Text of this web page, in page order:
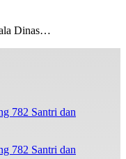
Dinas…
782 Santri dan